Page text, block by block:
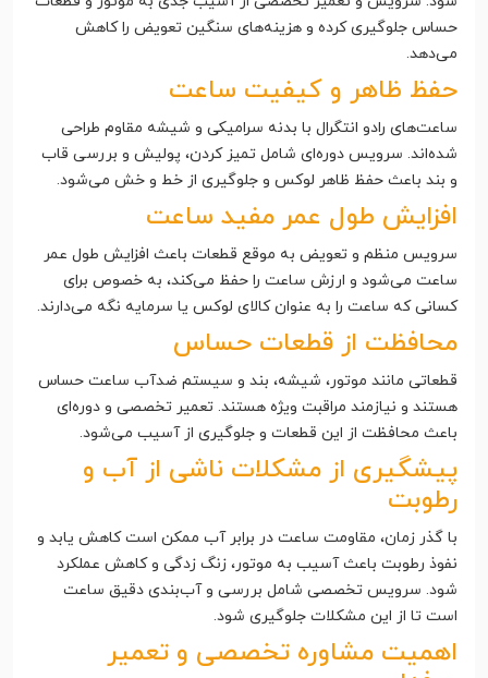
حساس جلوگیری کرده و هزینه‌های سنگین تعویض را کاهش
می‌دهد.
حفظ ظاهر و کیفیت ساعت
ساعت‌های رادو انتگرال با بدنه سرامیکی و شیشه مقاوم طراحی
شده‌اند. سرویس دوره‌ای شامل تمیز کردن، پولیش و بررسی قاب
و بند باعث حفظ ظاهر لوکس و جلوگیری از خط و خش می‌شود.
افزایش طول عمر مفید ساعت
سرویس منظم و تعویض به موقع قطعات باعث افزایش طول عمر
ساعت می‌شود و ارزش ساعت را حفظ می‌کند، به خصوص برای
کسانی که ساعت را به عنوان کالای لوکس یا سرمایه نگه می‌دارند.
محافظت از قطعات حساس
قطعاتی مانند موتور، شیشه، بند و سیستم ضدآب ساعت حساس
هستند و نیازمند مراقبت ویژه هستند. تعمیر تخصصی و دوره‌ای
باعث محافظت از این قطعات و جلوگیری از آسیب می‌شود.
پیشگیری از مشکلات ناشی از آب و
رطوبت
با گذر زمان، مقاومت ساعت در برابر آب ممکن است کاهش یابد و
نفوذ رطوبت باعث آسیب به موتور، زنگ زدگی و کاهش عملکرد
شود. سرویس تخصصی شامل بررسی و آب‌بندی دقیق ساعت
است تا از این مشکلات جلوگیری شود.
اهمیت مشاوره تخصصی و تعمیر